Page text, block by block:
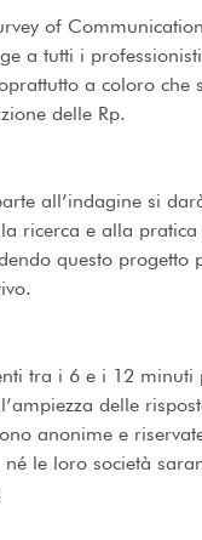
of
a tutti i
a coloro che
delle Rp.
all’indagine si
ricerca e alla
questo progetto
tra i 6 e i 12 minuti
delle
anonime e
né le loro società